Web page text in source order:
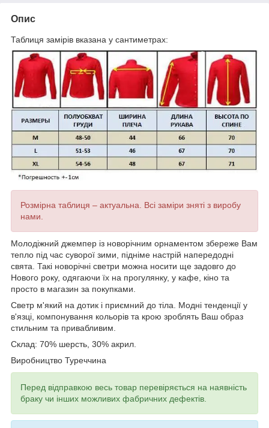
Опис
Таблиця замірів вказана у сантиметрах:
Розмірна таблиця – актуальна. Всі заміри зняті з виробу
нами.
Молодіжний джемпер із новорічним орнаментом збереже Вам
тепло під час суворої зими, підніме настрій напередодні
свята. Такі новорічні светри можна носити ще задовго до
Нового року, одягаючи їх на прогулянку, у кафе, кіно та
просто в магазин за покупками.
Светр м'який на дотик і приємний до тіла. Модні тенденції у
в'язці, компонування кольорів та крою зроблять Ваш образ
стильним та привабливим.
Склад: 70% шерсть, 30% акрил.
Виробництво Туреччина
Перед відправкою весь товар перевіряється на наявність
браку чи інших можливих фабричних дефектів.